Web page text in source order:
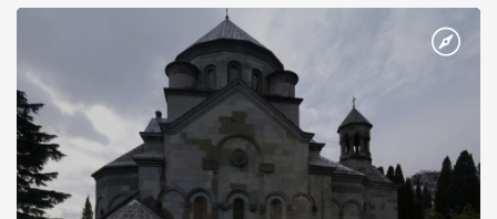
Херсонесі Володимир-язичник, став Василем-християнином.
А потім було Хрещення Русі. На честь Херсонесу Таврійського